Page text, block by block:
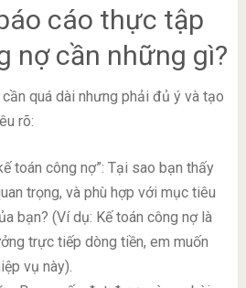
cáo thực tập
nợ cần những gì?
quá dài nhưng phải đủ ý và tạo
rõ:
toán công nợ”: Tại sao bạn thấy
trọng, và phù hợp với mục tiêu
bạn? (Ví dụ: Kế toán công nợ là
trực tiếp dòng tiền, em muốn
vụ này).